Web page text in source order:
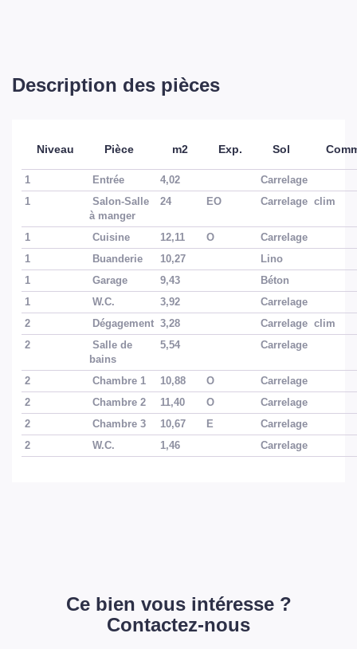
Description des pièces
Niveau Pièce m2 Exp. Sol
1 Entrée 4,02
Carrelage
1
Salon-Salle
à manger
24 EO Carrelage clim
1 Cuisine 12,11 O
Carrelage
1
Buanderie 10,27
Lino
1
Garage 9,43
Béton
1
W.C. 3,92
Carrelage
2
Dégagement 3,28 Carrelage clim
2
Salle de
bains
5,54 Carrelage
2 Chambre 1 10,88 O
Carrelage
2
Chambre 2 11,40 O
Carrelage
2
Chambre 3 10,67 E
Carrelage
2
W.C. 1,46 Carrelage
Ce bien vous intéresse ?
Contactez-nous